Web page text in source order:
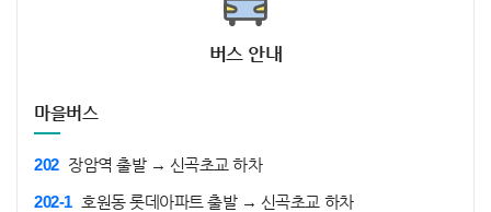
버스 안내
마을버스
202 장암역 출발 → 신곡초교 하차
202-1 호원동 롯데아파트 출발 → 신곡초교 하차